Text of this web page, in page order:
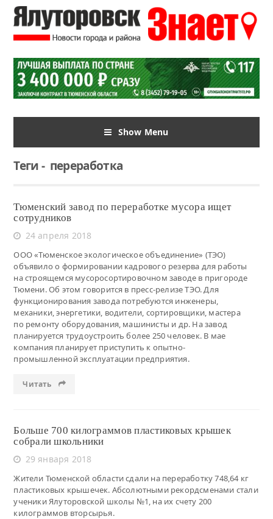
Show Menu
Теги-переработка
Тюменский завод по переработке мусора ищет
сотрудников
24 апреля 2018
ООО «Тюменское экологическое объединение» (ТЭО)
объявило о формировании кадрового резерва для работы
на строящемся мусоросортировочном заводе в пригороде
Тюмени. Об этом говорится в пресс-релизе ТЭО. Для
функционирования завода потребуются инженеры,
механики, энергетики, водители, сортировщики, мастера
по ремонту оборудования, машинисты и др. На завод
планируется трудоустроить более 250 человек. В мае
компания планирует приступить к опытно-
промышленной эксплуатации предприятия.
Читать
Больше 700 килограммов пластиковых крышек
собрали школьники
29 января 2018
Жители Тюменской области сдали на переработку 748,64 кг
пластиковых крышечек. Абсолютными рекордсменами стали
ученики Ялуторовской школы №1, на их счету 200
килограммов вторсырья.